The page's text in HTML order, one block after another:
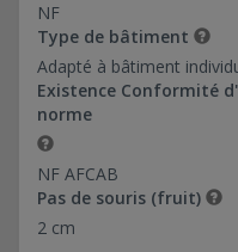
28*130-Ref
60*97,20-Ref
NF
Type de bâtiment
Adapté à bâtiment
Existence Conformité
norme
NF AFCAB
Pas de souris (fruit)
2 cm